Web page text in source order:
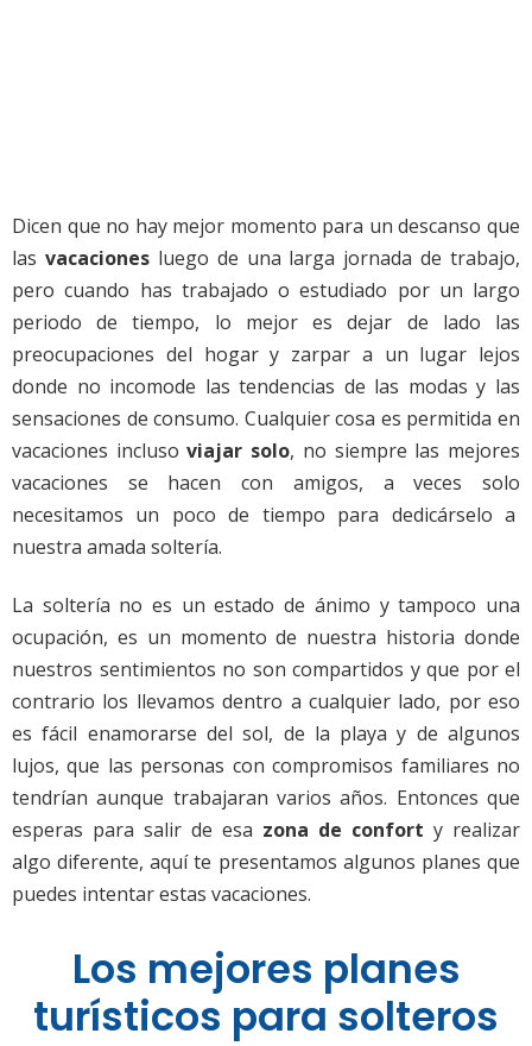
Dicen que no hay mejor momento para un descanso que
las vacacionesluego de una larga jornada de trabajo,
pero cuando has trabajado o estudiado por un largo
periodo de tiempo, lo mejor es dejar de lado las
preocupaciones del hogar y zarpar a un lugar lejos
donde no incomode las tendencias de las modas y las
sensaciones de consumo. Cualquier cosa es permitida en
vacaciones inclusoviajar solo, no siempre las mejores
vacaciones se hacen con amigos, a veces solo
necesitamos un poco de tiempo para dedicárselo a
nuestra amada soltería.
La soltería no es un estado de ánimo y tampoco una
ocupación, es un momento de nuestra historia donde
nuestros sentimientos no son compartidos y que por el
contrario los llevamos dentro a cualquier lado, por eso
es fácil enamorarse del sol, de la playa y de algunos
lujos, que las personas con compromisos familiares no
tendrían aunque trabajaran varios años. Entonces que
esperas para salir de esa zona de confort y realizar
algo diferente, aquí te presentamos algunos planes que
puedes intentar estas vacaciones.
Los mejores planes
turísticos para solteros